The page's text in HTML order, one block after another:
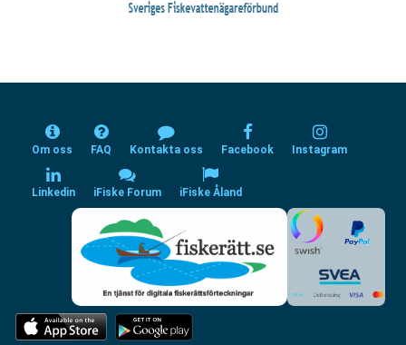
Om oss FAQ Kontakta oss Facebook Instagram
Linkedin iFiske Forum iFiske Åland